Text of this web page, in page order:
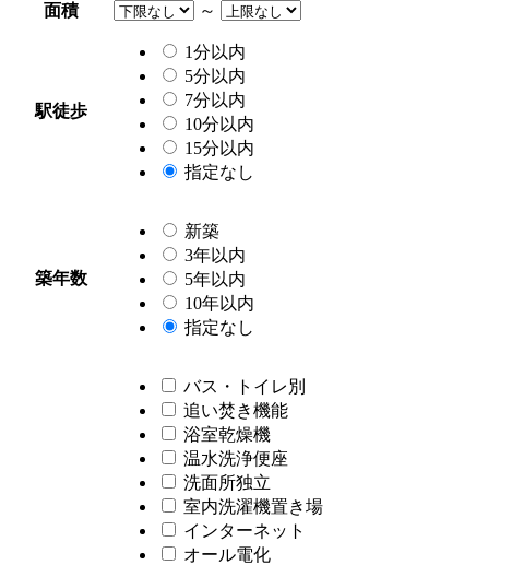
面積 ～
駅徒歩
1分以内
5分以内
7分以内
10分以内
15分以内
指定なし
築年数
新築
3年以内
5年以内
10年以内
指定なし
バス・トイレ別
追い焚き機能
浴室乾燥機
温水洗浄便座
洗面所独立
室内洗濯機置き場
インターネット
オール電化